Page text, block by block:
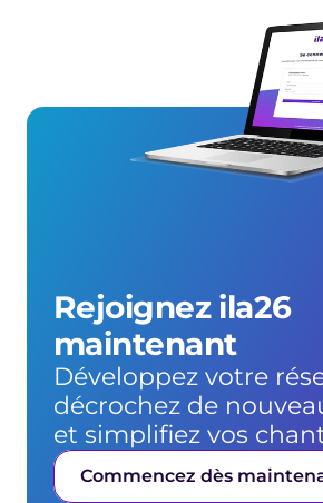
Rejoignez ila26
maintenant
Développez votre
décrochez de
et simplifiez vos
Commencez dès